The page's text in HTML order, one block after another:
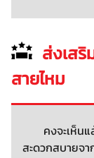
ส่งเส
สายไหม
คงจะเห็น
สะดวกสบายจ